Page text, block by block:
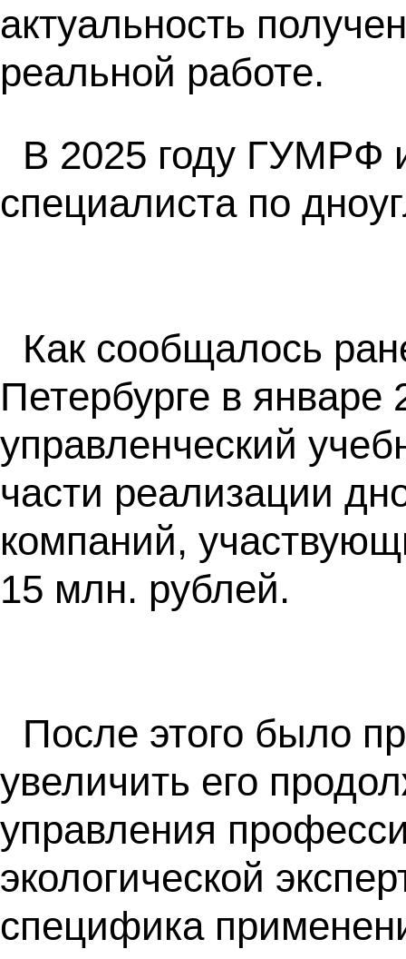
актуальность
реальной работе.
В 2025 году ГУМРФ
специалиста по
Как сообщалось
Петербурге в
управленческий
части реализации
компаний,
15 млн. рублей.
После этого было
увеличить его
управления
экологической
специфика